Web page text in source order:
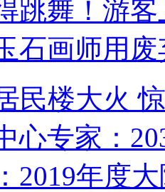
跳舞！游客
石画师用
民楼大火
心专家：
2019年度